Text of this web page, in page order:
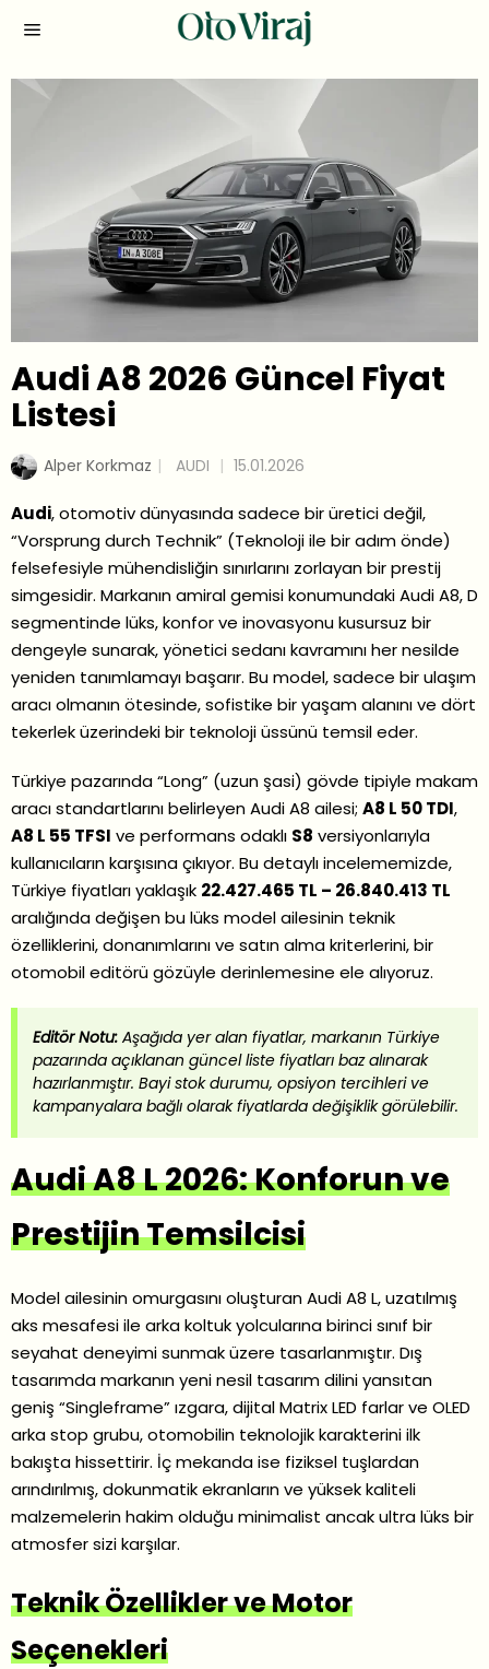
Audi A8 2026 Güncel Fiyat
Listesi
Alper Korkmaz AUDI 15.01.2026
Audi, otomotiv dünyasında sadece bir üretici değil,
“Vorsprung durch Technik” (Teknoloji ile bir adım önde)
felsefesiyle mühendisliğin sınırlarını zorlayan bir prestij
simgesidir. Markanın amiral gemisi konumundaki Audi A8, D
segmentinde lüks, konfor ve inovasyonu kusursuz bir
dengeyle sunarak, yönetici sedanı kavramını her nesilde
yeniden tanımlamayı başarır. Bu model, sadece bir ulaşım
aracı olmanın ötesinde, sofistike bir yaşam alanını ve dört
tekerlek üzerindeki bir teknoloji üssünü temsil eder.
Türkiye pazarında “Long” (uzun şasi) gövde tipiyle makam
aracı standartlarını belirleyen Audi A8 ailesi; A8 L 50 TDI,
A8 L 55 TFSI ve performans odaklı S8 versiyonlarıyla
kullanıcıların karşısına çıkıyor. Bu detaylı incelememizde,
Türkiye fiyatları yaklaşık 22.427.465 TL – 26.840.413 TL
aralığında değişen bu lüks model ailesinin teknik
özelliklerini, donanımlarını ve satın alma kriterlerini, bir
otomobil editörü gözüyle derinlemesine ele alıyoruz.
Editör Notu: Aşağıda yer alan fiyatlar, markanın Türkiye
pazarında açıklanan güncel liste fiyatları baz alınarak
hazırlanmıştır. Bayi stok durumu, opsiyon tercihleri ve
kampanyalara bağlı olarak fiyatlarda değişiklik görülebilir.
Audi A8 L 2026: Konforun ve
Prestijin Temsilcisi
Model ailesinin omurgasını oluşturan Audi A8 L, uzatılmış
aks mesafesi ile arka koltuk yolcularına birinci sınıf bir
seyahat deneyimi sunmak üzere tasarlanmıştır. Dış
tasarımda markanın yeni nesil tasarım dilini yansıtan
geniş “Singleframe” ızgara, dijital Matrix LED farlar ve OLED
arka stop grubu, otomobilin teknolojik karakterini ilk
bakışta hissettirir. İç mekanda ise fiziksel tuşlardan
arındırılmış, dokunmatik ekranların ve yüksek kaliteli
malzemelerin hakim olduğu minimalist ancak ultra lüks bir
atmosfer sizi karşılar.
Teknik Özellikler ve Motor
Seçenekleri